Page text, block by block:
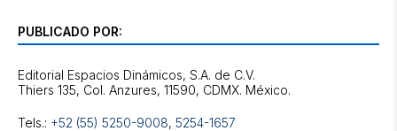
PUBLICADO POR:
Editorial Espacios Dinámicos, S.A. de C.V.
Tels.: +52 (55) 5250-9008, 5254-1657